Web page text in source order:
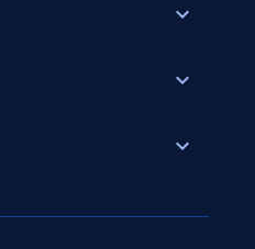
expand_more
expand_more
expand_more